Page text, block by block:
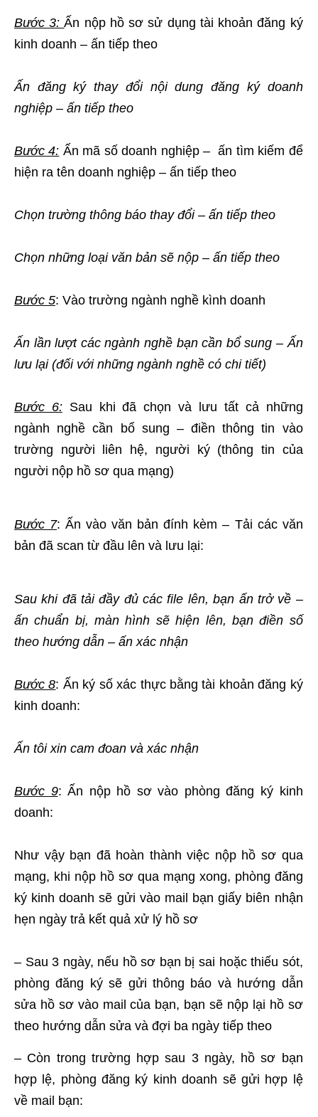
Bước 3:Ấn nộp hồ sơ sử dụng tài khoản đăng ký
kinh doanh – ấn tiếp theo
Ấn đăng ký thay đổi nội dung đăng ký doanh
nghiệp – ấn tiếp theo
Bước 4: Ấn mã số doanh nghiệp – ấn tìm kiếm để
hiện ra tên doanh nghiệp – ấn tiếp theo
Chọn trường thông báo thay đổi – ấn tiếp theo
Chọn những loại văn bản sẽ nộp – ấn tiếp theo
Bước 5: Vào trường ngành nghề kình doanh
Ấn lần lượt các ngành nghề bạn cần bổ sung – Ấn
lưu lại (đối với những ngành nghề có chi tiết)
Bước 6:Sau khi đã chọn và lưu tất cả những
ngành nghề cần bổ sung – điền thông tin vào
trường người liên hệ, người ký (thông tin của
người nộp hồ sơ qua mạng)
Bước 7: Ấn vào văn bản đính kèm – Tải các văn
bản đã scan từ đầu lên và lưu lại:
Sau khi đã tải đầy đủ các file lên, bạn ấn trở về –
ấn chuẩn bị, màn hình sẽ hiện lên, bạn điền số
theo hướng dẫn – ấn xác nhận
Bước 8: Ấn ký số xác thực bằng tài khoản đăng ký
kinh doanh:
Ấn tôi xin cam đoan và xác nhận
Bước 9: Ấn nộp hồ sơ vào phòng đăng ký kinh
doanh:
Như vậy bạn đã hoàn thành việc nộp hồ sơ qua
mạng, khi nộp hồ sơ qua mạng xong, phòng đăng
ký kinh doanh sẽ gửi vào mail bạn giấy biên nhận
hẹn ngày trả kết quả xử lý hồ sơ
– Sau 3 ngày, nếu hồ sơ bạn bị sai hoặc thiếu sót,
phòng đăng ký sẽ gửi thông báo và hướng dẫn
sửa hồ sơ vào mail của bạn, bạn sẽ nộp lại hồ sơ
theo hướng dẫn sửa và đợi ba ngày tiếp theo
– Còn trong trường hợp sau 3 ngày, hồ sơ bạn
hợp lệ, phòng đăng ký kinh doanh sẽ gửi hợp lệ
về mail bạn: